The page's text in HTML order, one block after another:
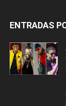
ENTRADAS